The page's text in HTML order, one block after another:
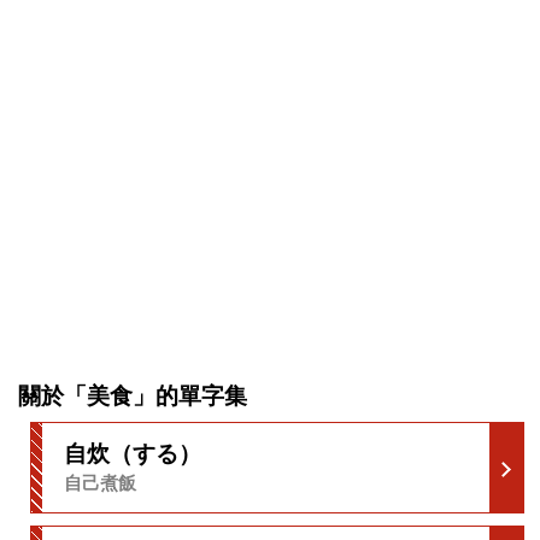
關於「美食」的單字集
自炊（する）
自己煮飯